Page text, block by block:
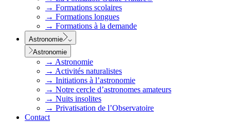
→ Formations scolaires
→ Formations longues
→ Formations à la demande
Astronomie
Astronomie
→ Astronomie
→ Activités naturalistes
→ Initiations à l’astronomie
→ Notre cercle d’astronomes amateurs
→ Nuits insolites
→ Privatisation de l’Observatoire
Contact